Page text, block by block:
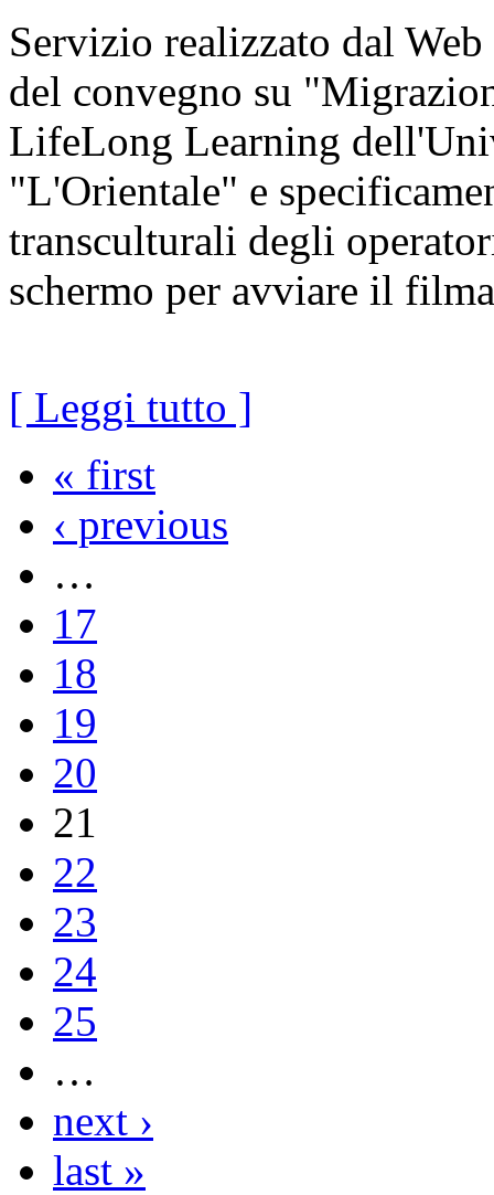
Servizio realizzato dal
del convegno su
LifeLong Learning
"L'Orientale" e
transculturali degli
schermo per avviare il
[ Leggi tutto ]
« first
‹ previous
…
17
18
19
20
21
22
23
24
25
…
next ›
last »